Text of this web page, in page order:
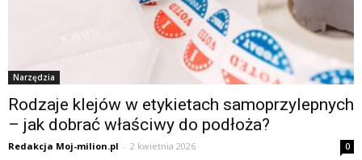
Narzędzia
Rodzaje klejów w etykietach samoprzylepnych
– jak dobrać właściwy do podłoża?
Redakcja Moj-milion.pl - 2 kwietnia 2026 0